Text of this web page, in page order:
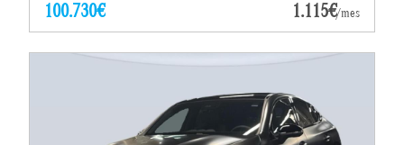
100.730€ 1.115€/mes